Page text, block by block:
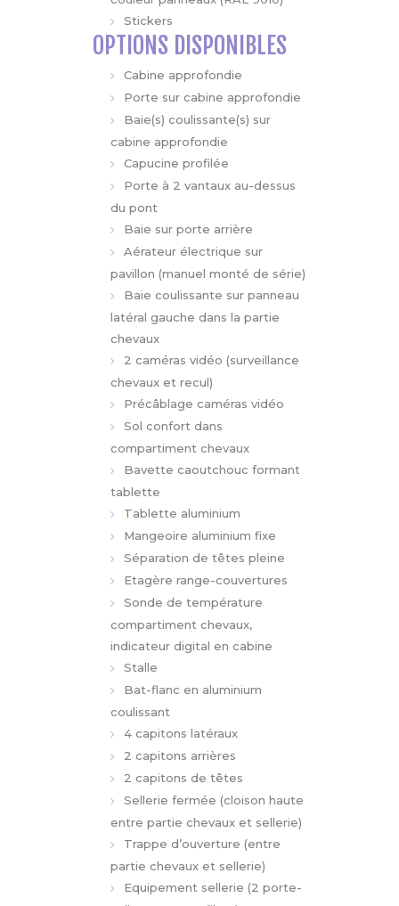
Stickers
OPTIONS DISPONIBLES
Porte sur cabine approfondie
Baie(s) coulissante(s) sur
cabine approfondie
Capucine profilée
Porte à 2 vantaux au-dessus
Baie sur porte arrière
Aérateur électrique sur
pavillon (manuel monté de série)
Baie coulissante sur panneau
latéral gauche dans la partie
chevaux
2 caméras vidéo (surveillance
Précâblage caméras vidéo
Sol confort dans
Bavette caoutchouc formant
Tablette aluminium
Séparation de têtes pleine
Etagère range-couvertures
Sonde de température
compartiment chevaux,
indicateur digital en cabine
Stalle
4 capitons latéraux
2 capitons arrières
2 capitons de têtes
Sellerie fermée (cloison haute
entre partie chevaux et sellerie)
Trappe d’ouverture (entre
partie chevaux et sellerie)
Equipement sellerie (2 porte-
selles, 4 portes filets)